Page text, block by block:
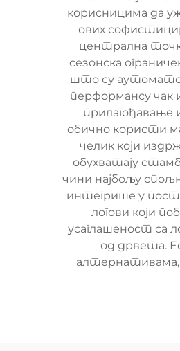
корисницима да
ових
централна
сезонска
што су
перформансу чак
обично користи
челик који
обухватају
чини најбољу
интегрише у
логови који
усаглашеност са
од дрвета.
алтернативама,